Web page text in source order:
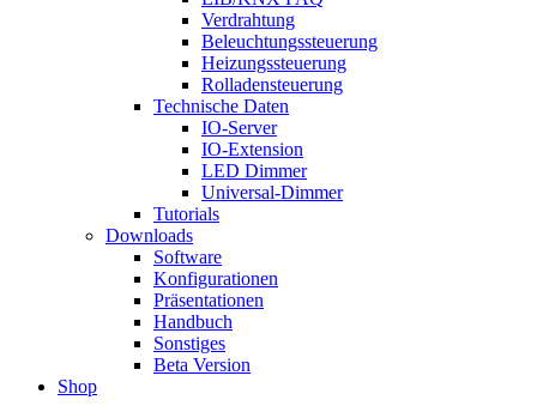
Verdrahtung
Beleuchtungssteuerung
Heizungssteuerung
Rolladensteuerung
Technische Daten
IO-Server
IO-Extension
LED Dimmer
Universal-Dimmer
Tutorials
Downloads
Software
Konfigurationen
Präsentationen
Handbuch
Sonstiges
Beta Version
Shop